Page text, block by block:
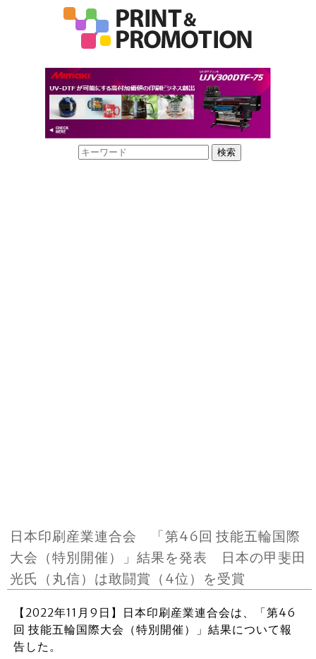
日本印刷産業連合会 「第46回 技能五輪国際
大会（特別開催）」結果を発表 日本の甲斐田
光氏（丸信）は敢闘賞（4位）を受賞
【2022年11月9日】日本印刷産業連合会は、「第46
回 技能五輪国際大会（特別開催）」結果について報
告した。